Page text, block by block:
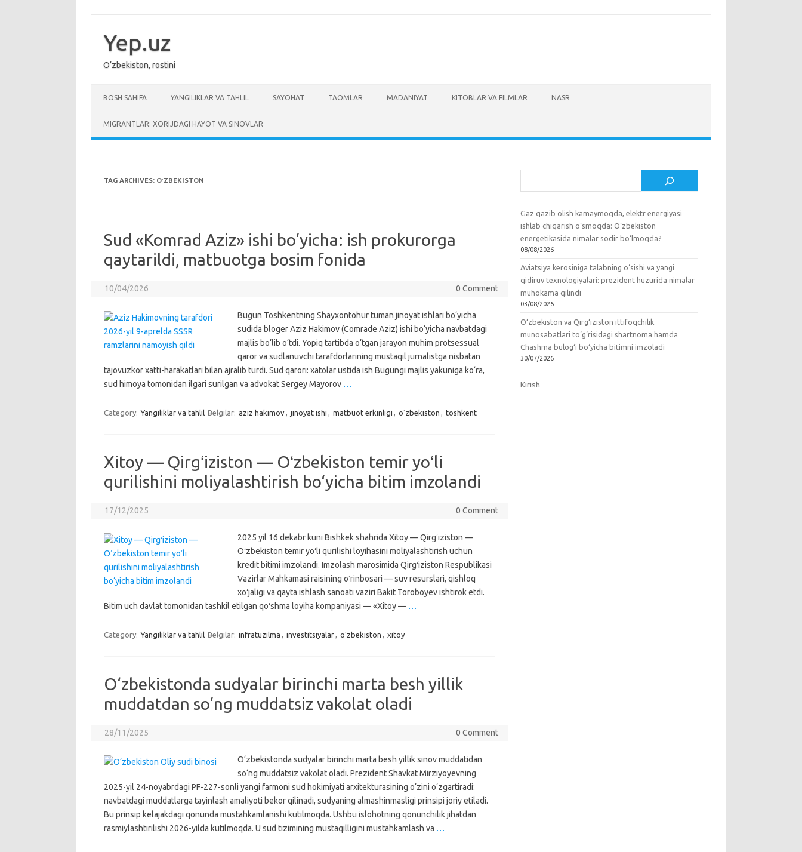
content
Yep.uz
O‘zbekiston, rostini
BOSH SAHIFA YANGILIKLAR VA TAHLIL SAYOHAT TAOMLAR MADANIYAT KITOBLAR VA FILMLAR NASR
MIGRANTLAR: XORIJDAGI HAYOT VA SINOVLAR
TAG ARCHIVES: OʻZBEKISTON
Sud «Komrad Aziz» ishi bo‘yicha: ish prokurorga
qaytarildi, matbuotga bosim fonida
10/04/2026 0 Comment
Bugun Toshkentning Shayxontohur tuman jinoyat ishlari bo‘yicha
sudida bloger Aziz Hakimov (Comrade Aziz) ishi bo‘yicha navbatdagi
majlis bo‘lib o‘tdi. Yopiq tartibda o‘tgan jarayon muhim protsessual
qaror va sudlanuvchi tarafdorlarining mustaqil jurnalistga nisbatan
tajovuzkor xatti-harakatlari bilan ajralib turdi. Sud qarori: xatolar ustida ish Bugungi majlis yakuniga ko‘ra,
sud himoya tomonidan ilgari surilgan va advokat Sergey Mayorov …
Category: Yangiliklar va tahlil Belgilar: aziz hakimov, jinoyat ishi , matbuot erkinligi , oʻzbekiston , toshkent
Xitoy — Qirgʻiziston — Oʻzbekiston temir yoʻli
qurilishini moliyalashtirish bo‘yicha bitim imzolandi
17/12/2025 0 Comment
2025 yil 16 dekabr kuni Bishkek shahrida Xitoy — Qirgʻiziston —
Oʻzbekiston temir yoʻli qurilishi loyihasini moliyalashtirish uchun
kredit bitimi imzolandi. Imzolash marosimida Qirgʻiziston Respublikasi
Vazirlar Mahkamasi raisining oʻrinbosari — suv resurslari, qishloq
xoʻjaligi va qayta ishlash sanoati vaziri Bakit Toroboyev ishtirok etdi.
Bitim uch davlat tomonidan tashkil etilgan qoʻshma loyiha kompaniyasi — «Xitoy — …
Category: Yangiliklar va tahlil Belgilar: infratuzilma , investitsiyalar, oʻzbekiston , xitoy
O‘zbekistonda sudyalar birinchi marta besh yillik
muddatdan so‘ng muddatsiz vakolat oladi
28/11/2025 0 Comment
O‘zbekistonda sudyalar birinchi marta besh yillik sinov muddatidan
so‘ng muddatsiz vakolat oladi. Prezident Shavkat Mirziyoyevning
2025-yil 24-noyabrdagi PF-227-sonli yangi farmoni sud hokimiyati arxitekturasining o‘zini o‘zgartiradi:
navbatdagi muddatlarga tayinlash amaliyoti bekor qilinadi, sudyaning almashinmasligi prinsipi joriy etiladi.
Bu prinsip kelajakdagi qonunda mustahkamlanishi kutilmoqda. Ushbu islohotning qonunchilik jihatdan
rasmiylashtirilishi 2026-yilda kutilmoqda. U sud tizimining mustaqilligini mustahkamlash va …
Gaz qazib olish kamaymoqda, elektr energiyasi
ishlab chiqarish o‘smoqda: O‘zbekiston
energetikasida nimalar sodir bo‘lmoqda?
08/08/2026
Aviatsiya kerosiniga talabning o‘sishi va yangi
qidiruv texnologiyalari: prezident huzurida nimalar
muhokama qilindi
03/08/2026
O‘zbekiston va Qirg‘iziston ittifoqchilik
munosabatlari to‘g‘risidagi shartnoma hamda
Chashma bulog‘i bo‘yicha bitimni imzoladi
30/07/2026
Kirish